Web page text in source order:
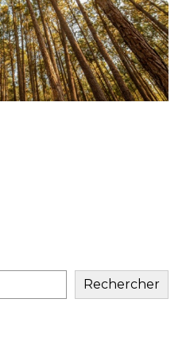
Rechercher